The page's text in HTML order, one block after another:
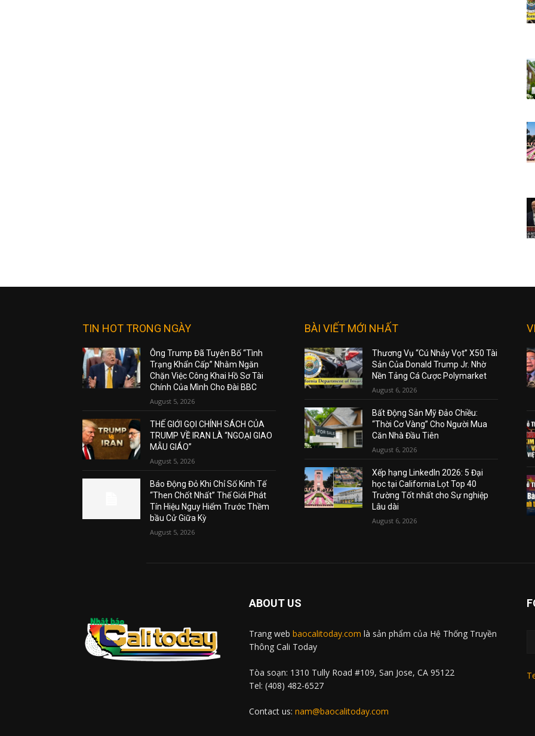
TIN HOT TRONG NGÀY
Ông Trump Đã Tuyên Bố “Tình
Trạng Khẩn Cấp” Nhằm Ngăn
Chặn Việc Công Khai Hồ Sơ Tài
Chính Của Mình Cho Đài BBC
August 5, 2026
THẾ GIỚI GỌI CHÍNH SÁCH CỦA
TRUMP VỀ IRAN LÀ “NGOẠI GIAO
MẪU GIÁO”
August 5, 2026
Báo Động Đỏ Khi Chỉ Số Kinh Tế
“Then Chốt Nhất” Thế Giới Phát
Tín Hiệu Nguy Hiểm Trước Thềm
bầu Cử Giữa Kỳ
August 5, 2026
BÀI VIẾT MỚI NHẤT
Thương Vụ “Cú Nhảy Vọt” X50 Tài
Sản Của Donald Trump Jr. Nhờ
Nền Tảng Cá Cược Polymarket
August 6, 2026
Bất Động Sản Mỹ Đảo Chiều:
“Thời Cơ Vàng” Cho Người Mua
Căn Nhà Đầu Tiên
August 6, 2026
Xếp hạng LinkedIn 2026: 5 Đại
học tại California Lọt Top 40
Trường Tốt nhất cho Sự nghiệp
Lâu dài
August 6, 2026
ABOUT US
Trang web baocalitoday.com là sản phẩm của Hệ Thống Truyền
Thông Cali Today
Tòa soạn: 1310 Tully Road #109, San Jose, CA 95122
Tel: (408) 482-6527
Contact us: nam@baocalitoday.com